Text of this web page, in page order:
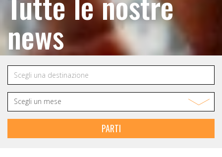
news
PARTI